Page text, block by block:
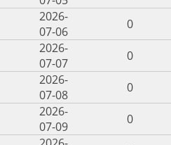
2026-
07-06
0
2026-
07-07
0
2026-
07-08
0
2026-
07-09
0